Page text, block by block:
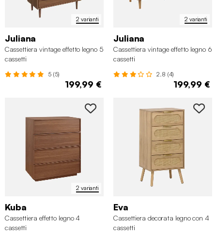
2 varianti
Juliana
Cassettiera vintage effetto legno 5
cassetti
5 (5)
199,99 €
2 varianti
Juliana
Cassettiera vintage effetto legno 6
cassetti
2.8 (4)
199,99 €
2 varianti
Kuba
Cassettiera effetto legno 4
cassetti
Eva
Cassettiera decorata legno con 4
cassetti